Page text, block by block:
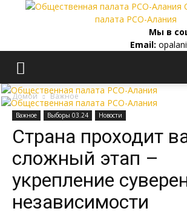
палата РСО-Алания
Мы в
Email:
Домой Важное
Важное Выборы 03.24 Новости
Страна проходит
сложный этап –
укрепление
независимости